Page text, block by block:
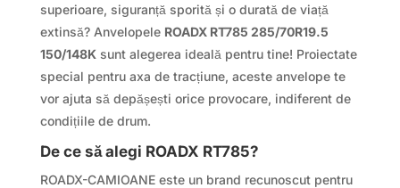
superioare, siguranță sporită și o durată de viață
extinsă? Anvelopele ROADX RT785 285/70R19.5
150/148K sunt alegerea ideală pentru tine! Proiectate
special pentru axa de tracțiune, aceste anvelope te
vor ajuta să depășești orice provocare, indiferent de
condițiile de drum.
De ce să alegi ROADX RT785?
ROADX-CAMIOANE este un brand recunoscut pentru